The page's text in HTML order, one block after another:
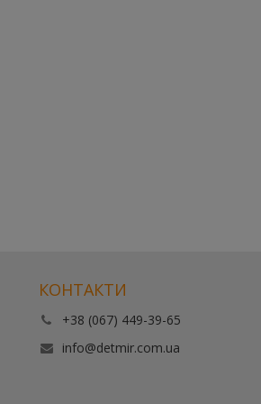
КОНТАКТИ
+38 (067) 449-39-65
info@detmir.com.ua